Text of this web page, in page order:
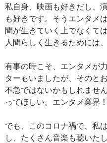
私自身、映画も好きだし、
も好きです。そうエンタメ
間が生きていく上でなくて
人間らしく生きるためには
有事の時こそ、エンタメが
ターもいましたが、そのと
不急ではないかもしれませ
ってほしい。エンタメ業界！
でも、このコロナ禍で、私
し、たくさん音楽も聴いた